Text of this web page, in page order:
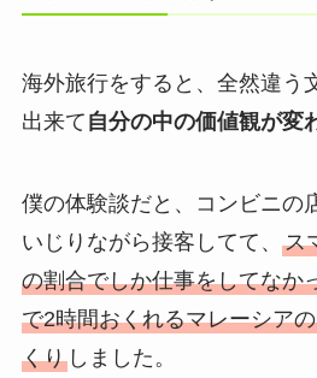
海外旅行をすると、全然違う
出来て 自分の中の価値観が変
僕の体験談だと、コンビニの
いじりながら接客してて、 ス
の割合でしか仕事をしてなか
で2時間おくれるマレーシア
くりしました。